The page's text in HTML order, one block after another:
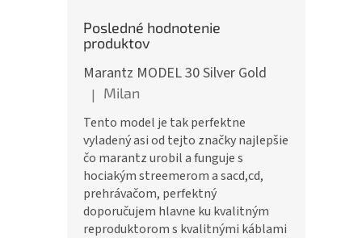
Posledné hodnotenie
produktov
Marantz MODEL 30 Silver Gold
Hodnotenie produktu je 5 z 5 hviezdičiek.
| Milan
Tento model je tak perfektne
vyladený asi od tejto značky najlepšie
čo marantz urobil a funguje s
hociakým streemerom a sacd,cd,
prehrávačom, perfektný
doporučujem hlavne ku kvalitným
reproduktorom s kvalitnými káblami